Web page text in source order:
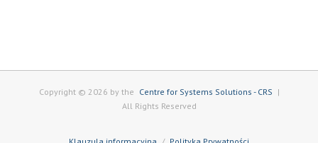
Copyright © 2026 by the Centre for Systems Solutions - CRS |
All Rights Reserved